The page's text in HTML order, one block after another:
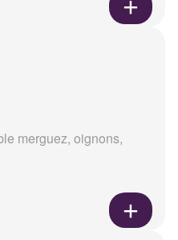
merguez, oignons,